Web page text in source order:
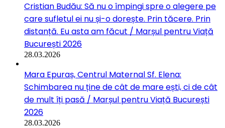
Cristian Budău: Să nu o împingi spre o alegere pe
care sufletul ei nu și-o dorește. Prin tăcere. Prin
distanță. Eu asta am făcut / Marșul pentru Viață
București 2026
28.03.2026
Mara Epuraș, Centrul Maternal Sf. Elena:
Schimbarea nu ține de cât de mare ești, ci de cât
de mult îți pasă / Marșul pentru Viață București
2026
28.03.2026